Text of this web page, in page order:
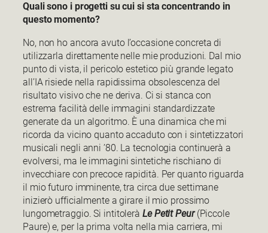
Quali sono i progetti su cui si sta concentrando in
questo momento?
No, non ho ancora avuto l’occasione concreta di
utilizzarla direttamente nelle mie produzioni. Dal mio
punto di vista, il pericolo estetico più grande legato
all’IA risiede nella rapidissima obsolescenza del
risultato visivo che ne deriva. Ci si stanca con
estrema facilità delle immagini standardizzate
generate da un algoritmo. È una dinamica che mi
ricorda da vicino quanto accaduto con i sintetizzatori
musicali negli anni ’80. La tecnologia continuerà a
evolversi, ma le immagini sintetiche rischiano di
invecchiare con precoce rapidità. Per quanto riguarda
il mio futuro imminente, tra circa due settimane
inizierò ufficialmente a girare il mio prossimo
lungometraggio. Si intitolerà Le Petit Peur(Piccole
Paure) e, per la prima volta nella mia carriera, mi